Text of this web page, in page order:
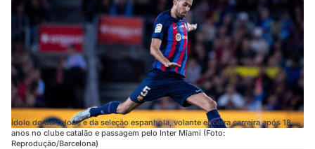
Ídolo do Barcelona e da seleção espanhola, volante encerra carreira após 18
anos no clube catalão e passagem pelo Inter Miami (Foto:
Reprodução/Barcelona)